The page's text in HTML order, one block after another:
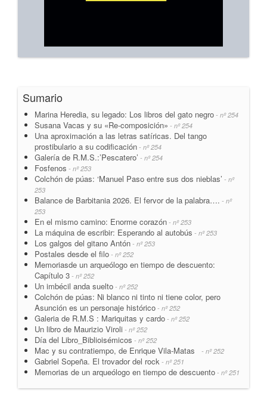
Sumario
Marina Heredia, su legado: Los libros del gato negro - nº 254
Susana Vacas y su «Re-composición» - nº 254
Una aproximación a las letras satíricas. Del tango
prostibulario a su codificación - nº 254
Galería de R.M.S.:’Pescatero’ - nº 254
Fosfenos - nº 253
Colchón de púas: ‘Manuel Paso entre sus dos nieblas’ - nº
253
Balance de Barbitania 2026. El fervor de la palabra…. - nº
253
En el mismo camino: Enorme corazón - nº 253
La máquina de escribir: Esperando al autobús - nº 253
Los galgos del gitano Antón - nº 253
Postales desde el filo - nº 252
Memoriasde un arqueólogo en tiempo de descuento:
Capítulo 3 - nº 252
Un imbécil anda suelto - nº 252
Colchón de púas: Ni blanco ni tinto ni tiene color, pero
Asunción es un personaje histórico - nº 252
Galeria de R.M.S : Mariquitas y cardo - nº 252
Un libro de Maurizio Viroli - nº 252
Día del Libro_Biblioisémicos - nº 252
Mac y su contratiempo, de Enrique Vila-Matas - nº 252
Gabriel Sopeña. El trovador del rock - nº 251
Memorias de un arqueólogo en tiempo de descuento - nº 251